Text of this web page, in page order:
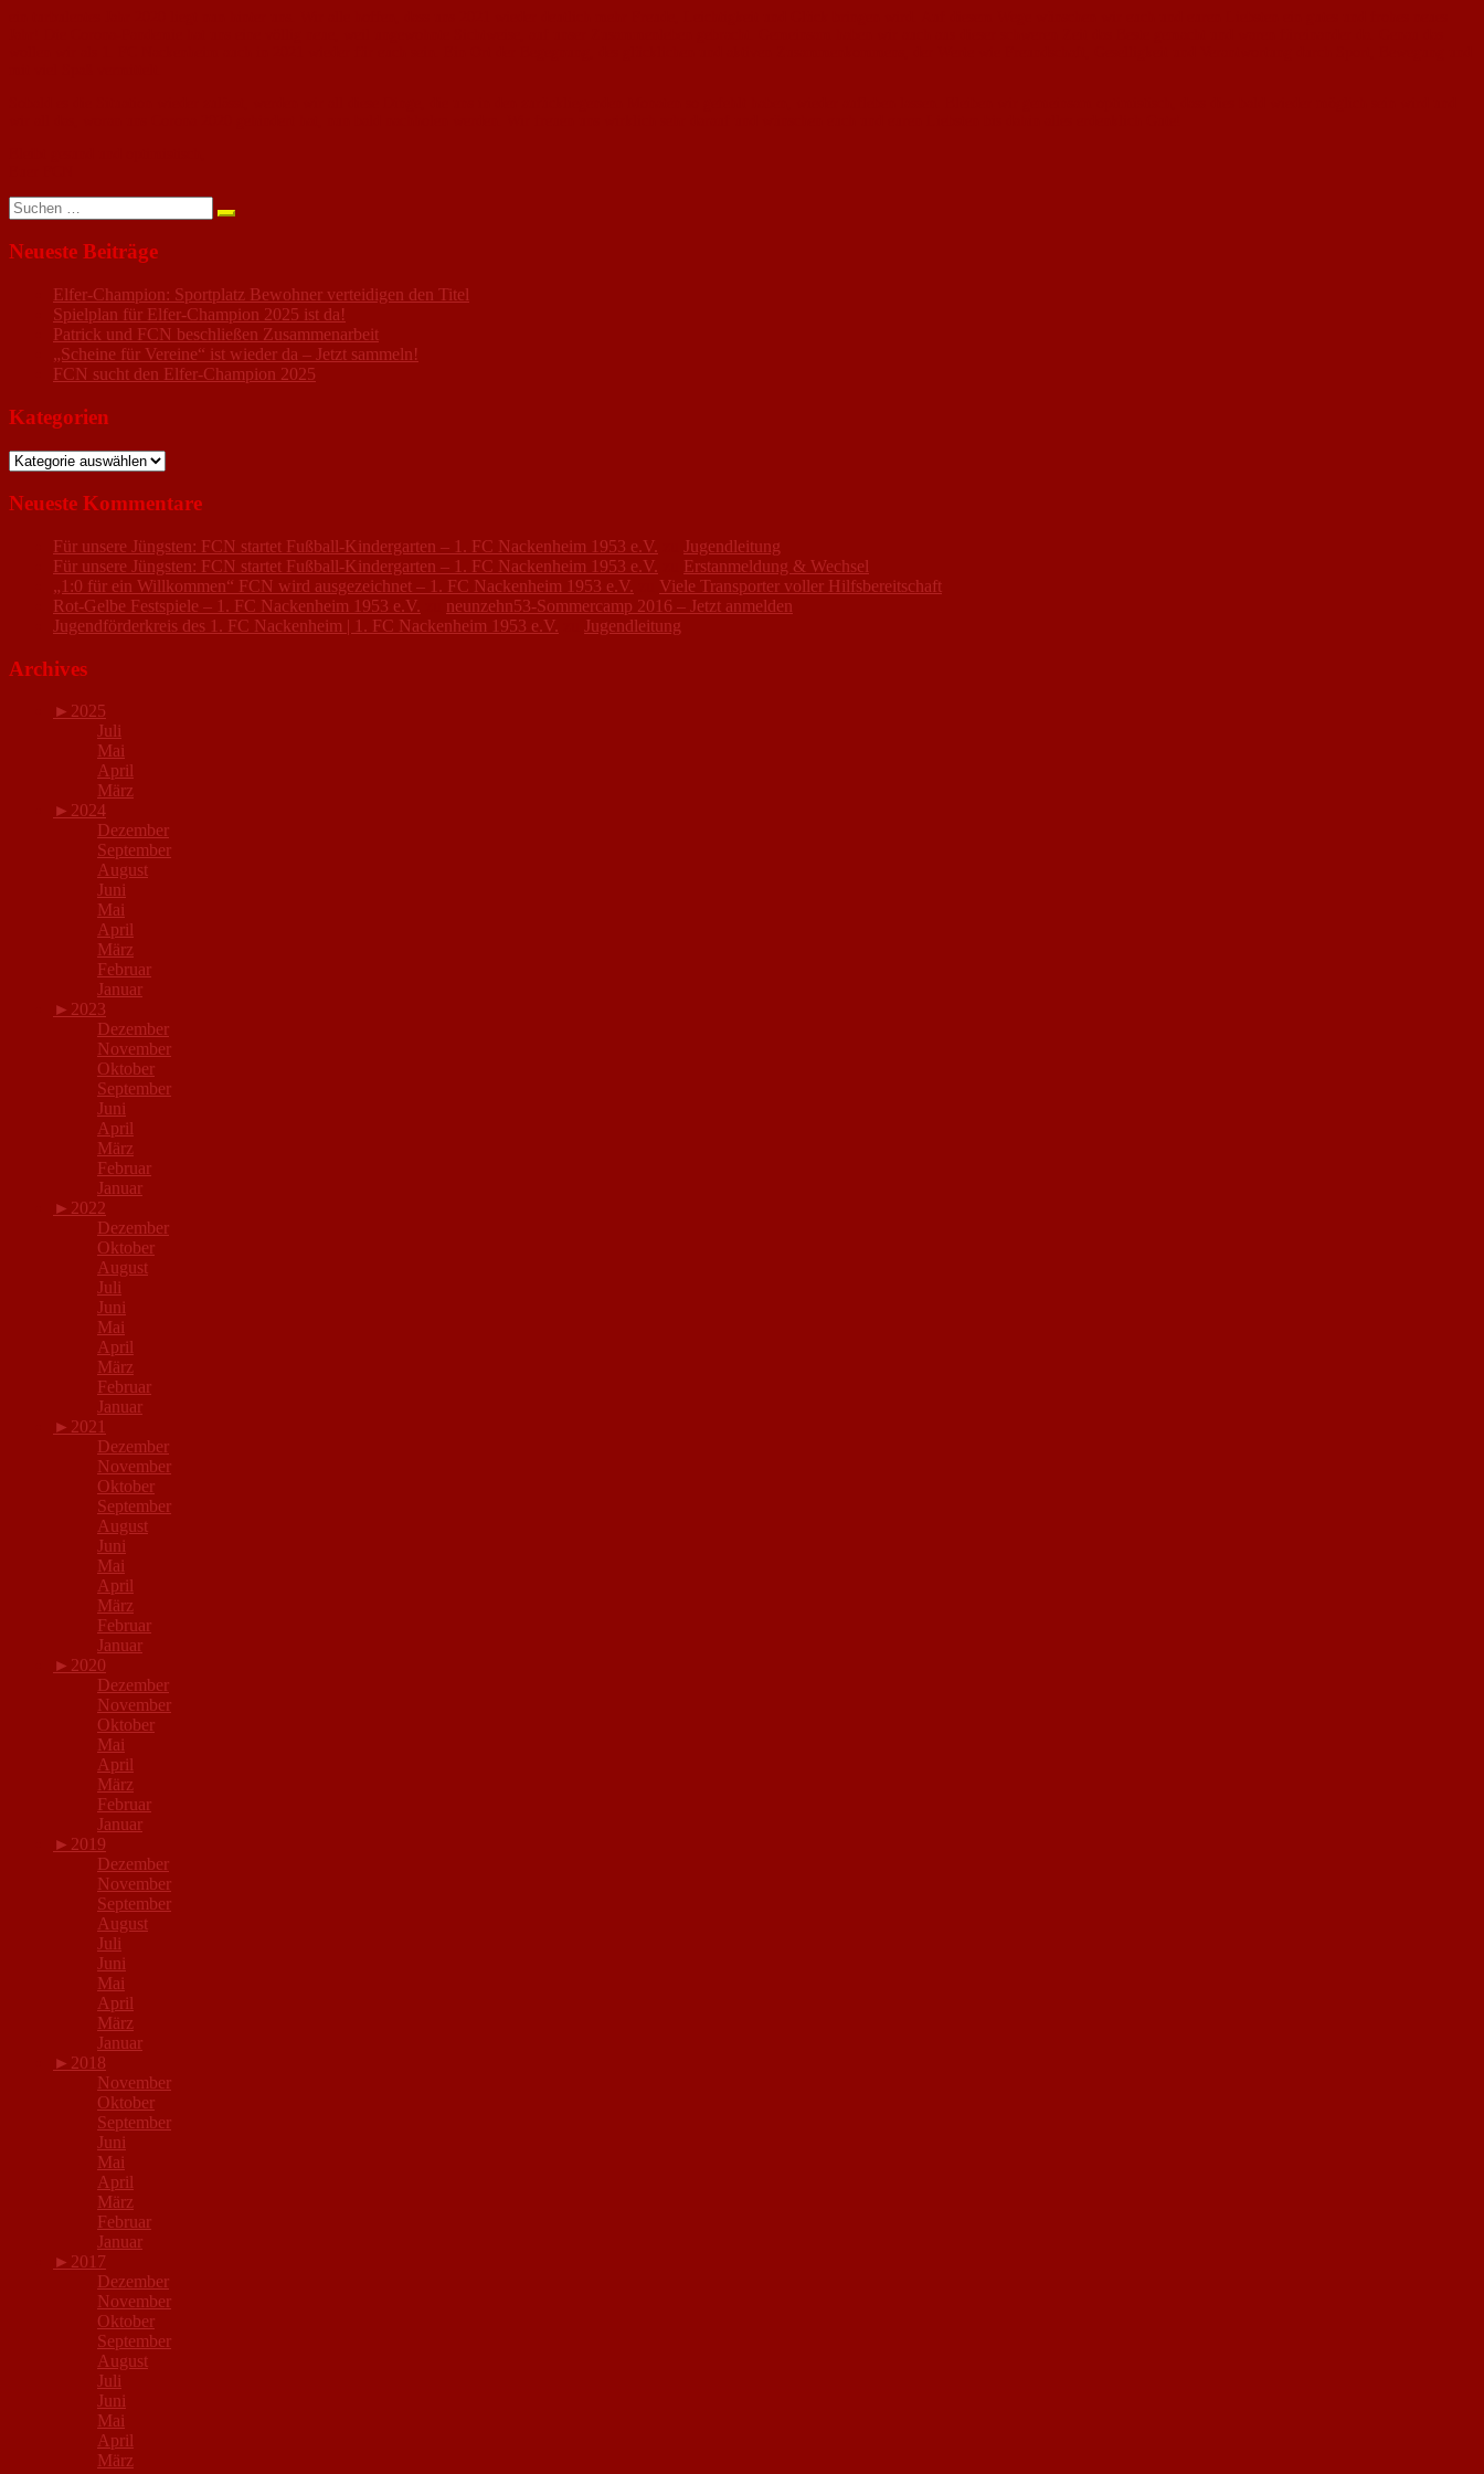
Suchen
nach:
Neueste Beiträge
Elfer-Champion: Sportplatz Bewohner verteidigen den Titel
Spielplan für Elfer-Champion 2025 ist da!
Patrick und FCN beschließen Zusammenarbeit
„Scheine für Vereine“ ist wieder da – Jetzt sammeln!
FCN sucht den Elfer-Champion 2025
Kategorien
Kategorien
Neueste Kommentare
Für unsere Jüngsten: FCN startet Fußball-Kindergarten – 1. FC Nackenheim 1953 e.V.
Jugendleitung
Für unsere Jüngsten: FCN startet Fußball-Kindergarten – 1. FC Nackenheim 1953 e.V.
Erstanmeldung & Wechsel
„1:0 für ein Willkommen“ FCN wird ausgezeichnet – 1. FC Nackenheim 1953 e.V.
Viele Transporter voller Hilfsbereitschaft
Rot-Gelbe Festspiele – 1. FC Nackenheim 1953 e.V.
neunzehn53-Sommercamp 2016 – Jetzt anmelden
Jugendförderkreis des 1. FC Nackenheim | 1. FC Nackenheim 1953 e.V.
Jugendleitung
Archives
► 2025
Juli
Mai
April
März
► 2024
Dezember
September
August
Juni
Mai
April
März
Februar
Januar
► 2023
Dezember
November
Oktober
September
Juni
April
März
Februar
Januar
► 2022
Dezember
Oktober
August
Juli
Juni
Mai
April
März
Februar
Januar
► 2021
Dezember
November
Oktober
September
August
Juni
Mai
April
März
Februar
Januar
► 2020
Dezember
November
Oktober
Mai
April
März
Februar
Januar
► 2019
Dezember
November
September
August
Juli
Juni
Mai
April
März
Januar
► 2018
November
Oktober
September
Juni
Mai
April
März
Februar
Januar
► 2017
Dezember
November
Oktober
September
August
Juli
Juni
Mai
April
März